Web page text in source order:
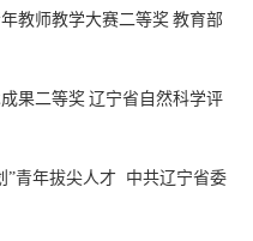
教师教学大赛二等奖 教育部
果二等奖 辽宁省自然科学评
”青年拔尖人才 中共辽宁省委